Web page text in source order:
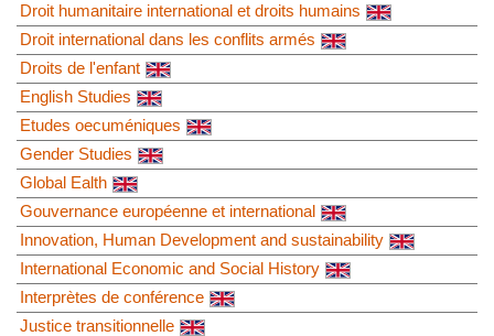
Droit humanitaire international et droits humains
Droit international dans les conflits armés
Droits de l'enfant
English Studies
Etudes oecuméniques
Gender Studies
Global Ealth
Gouvernance européenne et international
Innovation, Human Development and sustainability
International Economic and Social History
Interprètes de conférence
Justice transitionnelle